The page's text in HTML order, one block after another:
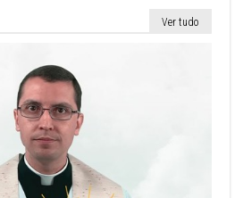
Ver tudo